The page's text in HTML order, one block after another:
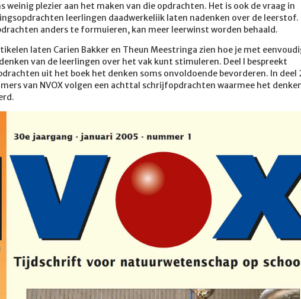
weinig plezier aan het maken van die opdrachten. Het is ook de vraag in
leerlingen daadwerkeliik laten nadenken over de leerstof.
anders te formuieren, kan meer leerwinst worden behaald.
laten Carien Bakker en Theun Meestringa zien hoe je met
van de leerlingen over het vak kunt stimuleren. Deel I bespreekt
uit het boek het denken soms onvoldoende bevorderen. In deel
van NVOX volgen een achttal schrijfopdrachten waarmee het